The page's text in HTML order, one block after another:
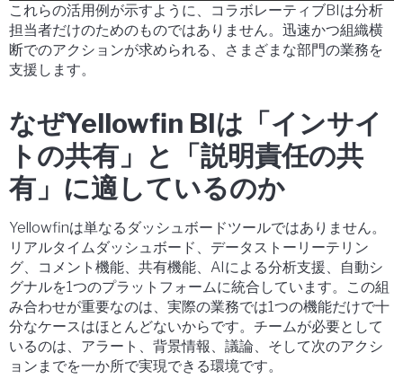
これらの活用例が示すように、コラボレーティブBIは分析
担当者だけのためのものではありません。迅速かつ組織横
断でのアクションが求められる、さまざまな部門の業務を
支援します。
なぜYellowfin BIは「インサイ
トの共有」と「説明責任の共
有」に適しているのか
Yellowfinは単なるダッシュボードツールではありません。
リアルタイムダッシュボード、データストーリーテリン
グ、コメント機能、共有機能、AIによる分析支援、自動シ
グナルを1つのプラットフォームに統合しています。この組
み合わせが重要なのは、実際の業務では1つの機能だけで十
分なケースはほとんどないからです。チームが必要として
いるのは、アラート、背景情報、議論、そして次のアクシ
ョンまでを一か所で実現できる環境です。